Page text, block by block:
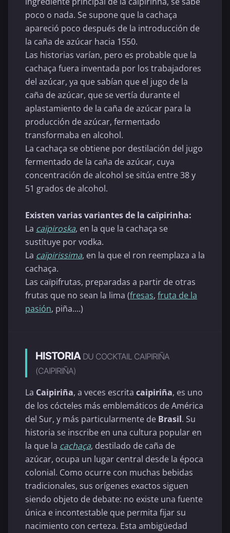
poco o nada. Se supone que la cachaça
apareció poco después de la introducción de
la caña de azúcar hacia 1550.
Las historias varían, pero es probable que la
cachaça fuera inventada por los trabajadores
del azúcar, ya que sabían que el jugo de la
caña deazúcar, que se vertía durante el
aplastamiento de la caña de azúcar para la
producción deazúcar, fermentado
transformaba en alcohol.
La cachaça se obtiene por destilación del jugo
fermentado de la caña de azúcar, cuya
concentración de alcohol se sitúa entre38 y
51 grados de alcohol.
Existen varias variantes de la caïpirinha:
La caïpiroska, en la que la cachaça se
sustituye por vodka.
La caïpirissima, en la que el ron reemplaza a la
cachaça.
Las caïpifrutas, preparadas a partir de otras
frutas que no sean la lima (fresas, fruta de la
pasión, piña....)
HISTORIA DU COCKTAIL CAIPIRIÑA
(CAIPIRIÑA)
La Caipiriña, a veces escrita caipiriña, es uno
de los cócteles más emblemáticos de América
del Sur, y más particularmente de Brasil. Su
historia se inscribe en una cultura popular en
la que la cachaça, destilado de caña de
azúcar, ocupa un lugar central desde la época
colonial. Como ocurre con muchas bebidas
tradicionales, sus orígenes exactos siguen
siendo objeto de debate: no existe una fuente
única e incontestable que permita fijar su
nacimiento con certeza. Esta ambigüedad